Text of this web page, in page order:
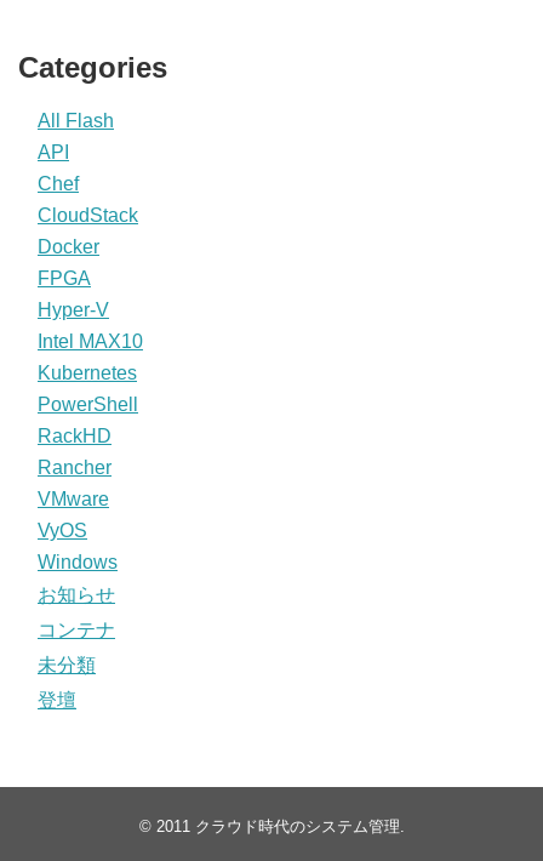
Categories
All Flash
API
Chef
CloudStack
Docker
FPGA
Hyper-V
Intel MAX10
Kubernetes
PowerShell
RackHD
Rancher
VMware
VyOS
Windows
お知らせ
コンテナ
未分類
登壇
© 2011 クラウド時代のシステム管理.